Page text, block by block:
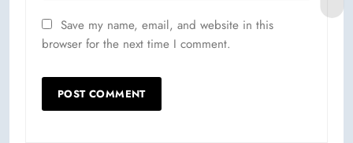
Save my name, email, and website in this
browser for the next time I comment.